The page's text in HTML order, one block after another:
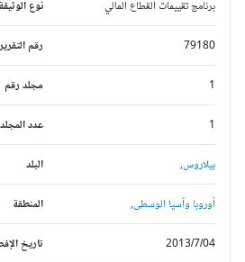
نوع الوثيقة برنامج تقييمات القطاع المالي
رقم التقرير 79180
مجلد رقم
عدد المجلدات
البلد بيلاروس,
المنطقة أوروبا وآسيا الوسطى,
تاريخ الإفصاح 2013/7/04